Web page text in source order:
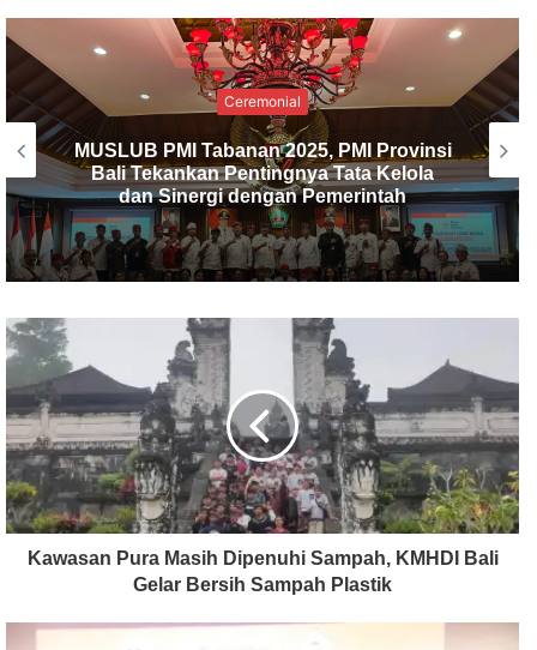
Ceremonial
PMI Kabupaten Tabanan Gelar
Musyawarah Luar Biasa, I Made Dirga
Terpilih sebagai Ketua Baru
Kawasan Pura Masih Dipenuhi Sampah, KMHDI Bali
Gelar Bersih Sampah Plastik